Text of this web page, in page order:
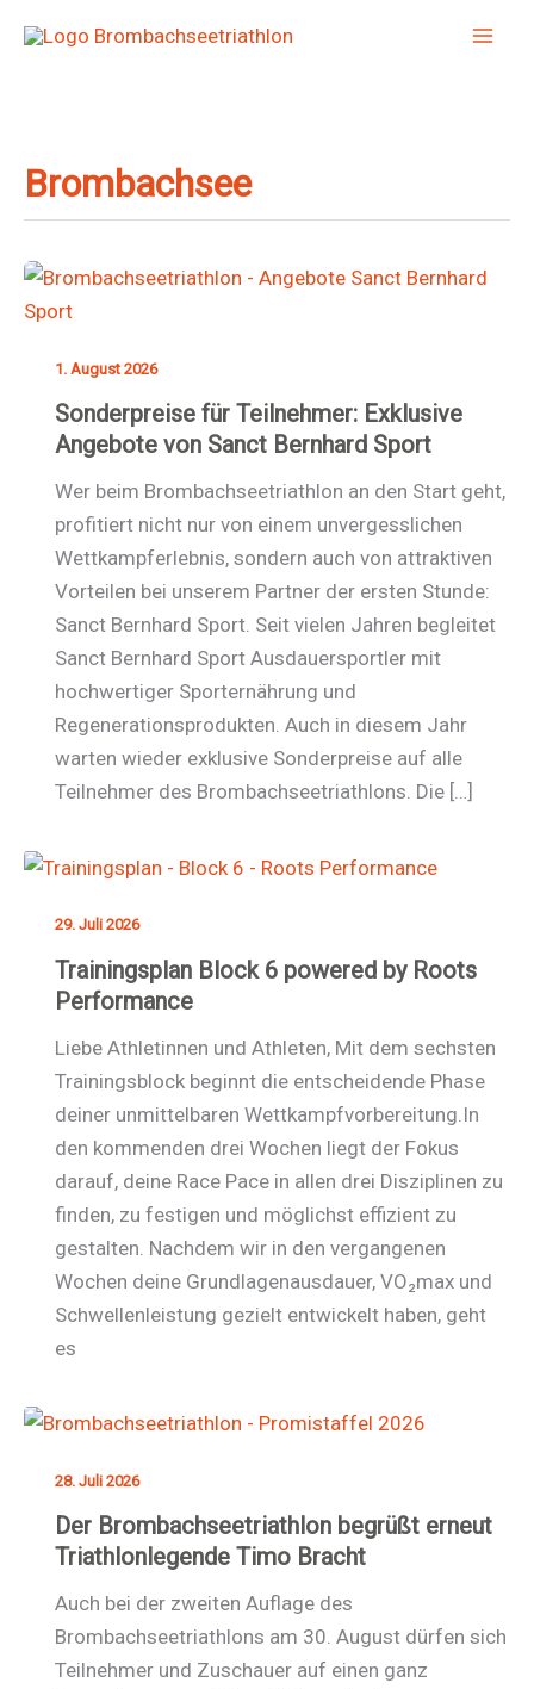
Inhalt
Brombachsee
1. August 2026
Sonderpreise für Teilnehmer: Exklusive
Angebote von Sanct Bernhard Sport
Wer beim Brombachseetriathlon an den Start geht,
profitiert nicht nur von einem unvergesslichen
Wettkampferlebnis, sondern auch von attraktiven
Vorteilen bei unserem Partner der ersten Stunde:
Sanct Bernhard Sport. Seit vielen Jahren begleitet
Sanct Bernhard Sport Ausdauersportler mit
hochwertiger Sporternährung und
Regenerationsprodukten. Auch in diesem Jahr
warten wieder exklusive Sonderpreise auf alle
Teilnehmer des Brombachseetriathlons. Die […]
29. Juli 2026
Trainingsplan Block 6 powered by Roots
Performance
Liebe Athletinnen und Athleten, Mit dem sechsten
Trainingsblock beginnt die entscheidende Phase
deiner unmittelbaren Wettkampfvorbereitung.In
den kommenden drei Wochen liegt der Fokus
darauf, deine Race Pace in allen drei Disziplinen zu
finden, zu festigen und möglichst effizient zu
gestalten. Nachdem wir in den vergangenen
Wochen deine Grundlagenausdauer, VO₂max und
Schwellenleistung gezielt entwickelt haben, geht
es
28. Juli 2026
Der Brombachseetriathlon begrüßt erneut
Triathlonlegende Timo Bracht
Auch bei der zweiten Auflage des
Brombachseetriathlons am 30. August dürfen sich
Teilnehmer und Zuschauer auf einen ganz